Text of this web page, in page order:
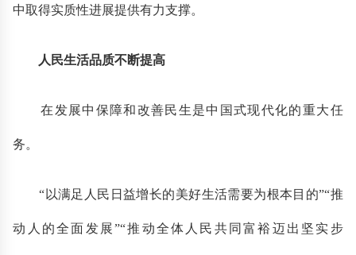
中取得实质性进展提供有力支撑。
人民生活品质不断提高
在发展中保障和改善民生是中国式现代化的重大任
务。
“以满足人民日益增长的美好生活需要为根本目的”“推
动人的全面发展”“推动全体人民共同富裕迈出坚实步